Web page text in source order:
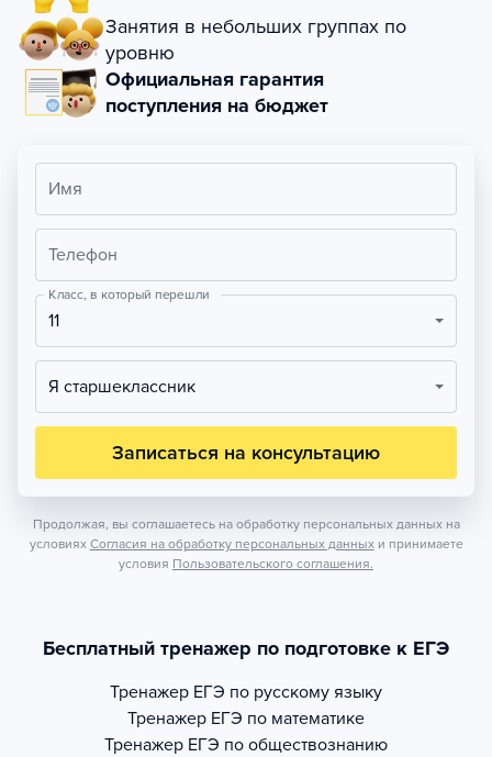
Занятия в небольших группах по
уровню
Официальная гарантия
поступления на бюджет
Имя
Телефон
Класс, в который перешли
11
Я старшеклассник
Записаться на консультацию
Продолжая, вы соглашаетесь на обработку персональных данных на
условиях Согласия на обработку персональных данных и принимаете
условия Пользовательского соглашения.
Бесплатный тренажер по подготовке к ЕГЭ
Тренажер ЕГЭ по русскому языку
Тренажер ЕГЭ по математике
Тренажер ЕГЭ по обществознанию